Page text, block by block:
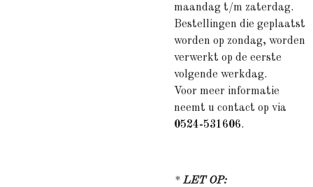
maandag t/m zaterdag.
Bestellingen die geplaatst
worden op zondag, worden
verwerkt op de eerste
volgende werkdag.
Voor meer informatie
neemt u contact op via
0524-531606.
*LET OP: